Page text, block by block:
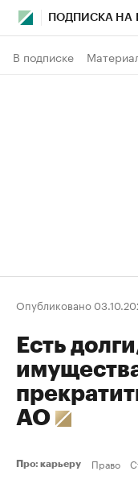
ПОДПИСКА НА
В подписке
Опубликовано
Есть
АО
Про: карьеру Право